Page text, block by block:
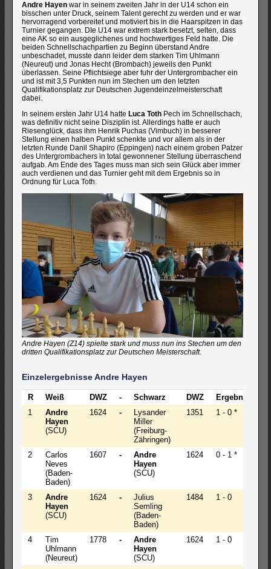
Andre Hayen war in seinem zweiten Jahr in der U14 schon ein
bisschen unter Druck, seinem Talent gerecht zu werden und er war
hervorragend vorbereitet und motiviert bis in die Haarspitzen in das
Turnier gegangen. DIe U14 war extrem stark besetzt, selten, dass
eine AK so ein ausgeglichenes und hochwertiges Feld hatte. Die
beiden Schnellschachpartien zu Beginn überstand Andre
unbeschadet, musste dann leider dem starken Tim Uhlmann
(Neureut) und Jonas Hecht (Brombach) jeweils den Punkt
überlassen. Seine Pflichtsiege aber fuhr der Untergrombacher ein
und ist mit 3,5 Punkten nun im Stechen um den letzten
Qualifikationsplatz zur Deutschen Jugendeinzelmeisterschaft
dabei.
In seinem ersten Jahr U14 hatte Luca Toth Pech im Schnellschach,
was definitiv nicht seine Disziplin ist. Allerdings hatte er auch
Riesenglück, dass ihm Henrik Puchas (Vimbuch) in besserer
Stellung einen halben Punkt schenkte und vor allem als in der
letzten Runde Danil Shapiro (Eppingen) nach einem groben Patzer
des Untergrombachers in total gewonnener Stellung überraschend
aufgab. Am Ende des Tages muss man sich sein Glück aber immer
auch verdienen und das Turnier geht mit dem Ergebnis so in
Ordnung für Luca Toth.
Andre Hayen (Z14) spielte stark und muss nun ins Stechen um den
dritten Qualifikationsplatz zur Deutschen Meisterschaft.
Einzelergebnisse Andre Hayen
R Weiß DWZ - Schwarz DWZ
Ergebnis
1
Andre
Hayen
(SCU)
1624 -
Lysander
Miller
(Freiburg-
Zähringen)
1351 1 - 0 *
2
Carlos
Neves
(Baden-
Baden)
1607 -
Andre
Hayen
(SCU)
1624 0 - 1 *
3
Andre
Hayen
(SCU)
1624 -
Julius
Semling
(Baden-
Baden)
1484 1 - 0
4
Tim
Uhlmann
(Neureut)
1778 -
Andre
Hayen
(SCU)
1624 1 - 0